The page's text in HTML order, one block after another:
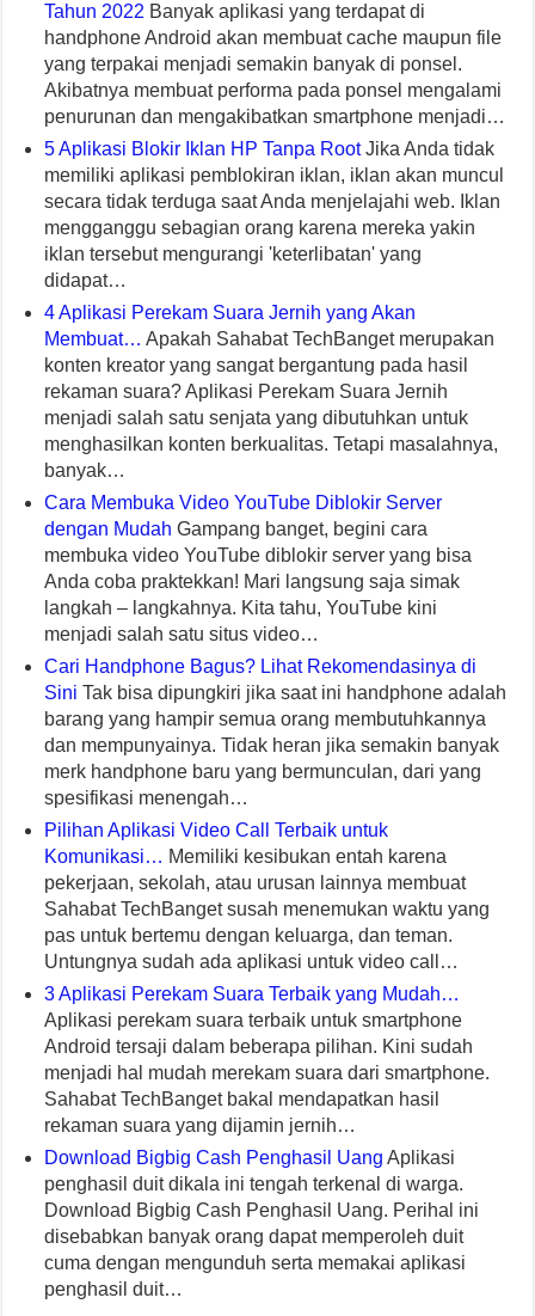
Tahun 2022 Banyak aplikasi yang terdapat di
handphone Android akan membuat cache maupun file
yang terpakai menjadi semakin banyak di ponsel.
Akibatnya membuat performa pada ponsel mengalami
penurunan dan mengakibatkan smartphone menjadi…
5 Aplikasi Blokir Iklan HP Tanpa RootJika Anda tidak
memiliki aplikasi pemblokiran iklan, iklan akan muncul
secara tidak terduga saat Anda menjelajahi web. Iklan
mengganggu sebagian orang karena mereka yakin
iklan tersebut mengurangi 'keterlibatan' yang
didapat…
4 Aplikasi Perekam Suara Jernih yang Akan
Membuat… Apakah Sahabat TechBanget merupakan
konten kreator yang sangat bergantung pada hasil
rekaman suara? Aplikasi Perekam Suara Jernih
menjadi salah satu senjata yang dibutuhkan untuk
menghasilkan konten berkualitas. Tetapi masalahnya,
banyak…
Cara Membuka Video YouTube Diblokir Server
dengan Mudah Gampang banget, begini cara
membuka video YouTube diblokir server yang bisa
Anda coba praktekkan! Mari langsung saja simak
langkah – langkahnya. Kita tahu, YouTube kini
menjadi salah satu situs video…
Cari Handphone Bagus? Lihat Rekomendasinya di
Sini Tak bisa dipungkiri jika saat ini handphone adalah
barang yang hampir semua orang membutuhkannya
dan mempunyainya. Tidak heran jika semakin banyak
merk handphone baru yang bermunculan, dari yang
spesifikasi menengah…
Pilihan Aplikasi Video Call Terbaik untuk
Komunikasi… Memiliki kesibukan entah karena
pekerjaan, sekolah, atau urusan lainnya membuat
Sahabat TechBanget susah menemukan waktu yang
pas untuk bertemu dengan keluarga, dan teman.
Untungnya sudah ada aplikasi untuk video call…
3 Aplikasi Perekam Suara Terbaik yang Mudah…
Aplikasi perekam suara terbaik untuk smartphone
Android tersaji dalam beberapa pilihan. Kini sudah
menjadi hal mudah merekam suara dari smartphone.
Sahabat TechBanget bakal mendapatkan hasil
rekaman suara yang dijamin jernih…
Download Bigbig Cash Penghasil Uang Aplikasi
penghasil duit dikala ini tengah terkenal di warga.
Download Bigbig Cash Penghasil Uang. Perihal ini
disebabkan banyak orang dapat memperoleh duit
cuma dengan mengunduh serta memakai aplikasi
penghasil duit…